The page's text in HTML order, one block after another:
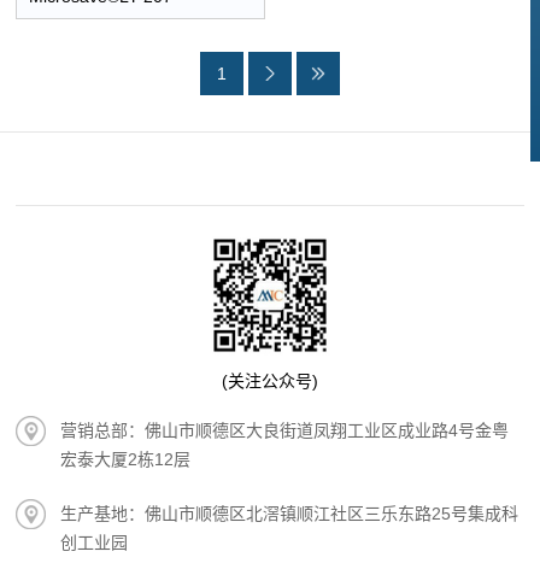
1
(关注公众号)
营销总部：佛山市顺德区大良街道凤翔工业区成业路4号金粤
宏泰大厦2栋12层
生产基地：佛山市顺德区北滘镇顺江社区三乐东路25号集成科
创工业园